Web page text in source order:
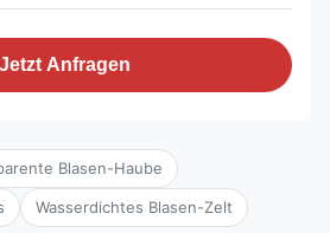
Jetzt Anfragen
Blasen-Haube
Wasserdichtes Blasen-Zelt